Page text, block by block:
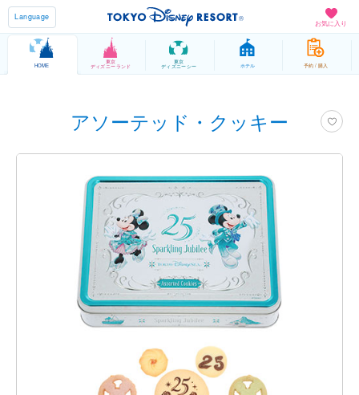
お気に入り
Language
HOME
東京
ディズニーランド
東京
ディズニーシー ホテル 予約 / 購入
アソーテッド・クッキー